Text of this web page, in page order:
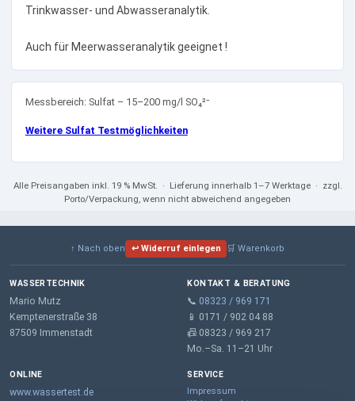
Trinkwasser- und Abwasseranalytik.
Auch für Meerwasseranalytik geeignet !
Messbereich: Sulfat – 15–200 mg/l SO₄²⁻
Weitere Sulfat Testmöglichkeiten
Alle Preisangaben inkl. 19 % MwSt.
· Lieferung innerhalb 1–7 Werktage · zzgl.
Porto/Verpackung, wenn nicht abweichend angegeben
↑ Nach oben ↩ Widerruf einlegen 🛒 Warenkorb
WASSERTECHNIK
Mario Mutz
Kemptenerstraße 38
87509 Immenstadt
KONTAKT & BERATUNG
📞 08323 / 969 171
📱 0171 / 902 04 88
📠 08323 / 969 217
Mo.–Sa. 11–21 Uhr
ONLINE
www.wassertest.de
SERVICE
Impressum